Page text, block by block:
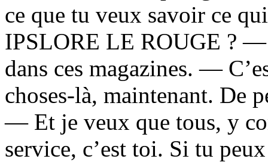
ce que tu veux savoir ce
IPSLORE LE ROUGE ? —
dans ces magazines. —
choses-là, maintenant. De
— Et je veux que tous, y
service, c’est toi. Si tu